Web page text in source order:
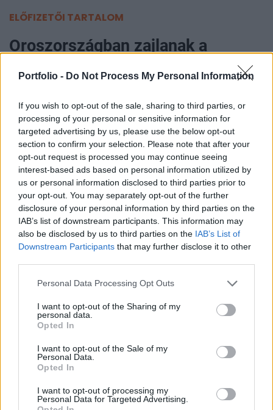
Portfolio - Do Not Process My Personal Information
If you wish to opt-out of the sale, sharing to third parties, or
processing of your personal or sensitive information for
targeted advertising by us, please use the below opt-out
section to confirm your selection. Please note that after your
opt-out request is processed you may continue seeing
interest-based ads based on personal information utilized by
us or personal information disclosed to third parties prior to
your opt-out. You may separately opt-out of the further
disclosure of your personal information by third parties on the
IAB’s list of downstream participants. This information may
also be disclosed by us to third parties on the IAB’s List of
Downstream Participants that may further disclose it to other
Personal Data Processing Opt Outs
I want to opt-out of the Sharing of my
personal data.
Opted In
I want to opt-out of the Sale of my
Personal Data.
Opted In
I want to opt-out of processing my
Personal Data for Targeted Advertising.
ELŐFIZETŐI TARTALOM
Oroszországban zajlanak a
hatoltak be
MTI
2023. június 04. 17:55
Ukrán diverzánsok hatoltak be Novaja
Tavolzsankában, ahol az orosz erők harcban
állnak velük - közölte Vjacseszlav Gladkov, a régió
kormányzója videóüzenetben vasárnap a
Telegram-csatornáján.
Gladkov arra reagált, hogy az Orosz Önkéntes Hadtest
elnevezésű, az ukrán oldalon harcoló fegyveres csoport
találkozót ajánlott fel neki a településen, valamint foglyok
fogságukba. "Láttam az aljasok, gazemberek, gyilkosok és
fasiszták felhívását, akik állítólag találkozót akarnak
A keresett cikk a portfolio.hu hírarchívumához